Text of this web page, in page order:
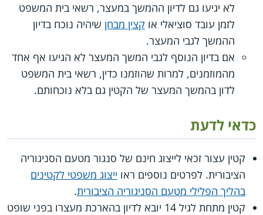
לא יגיעו גם לדיון ההמשך במעצר, רשאי בית המשפט
לזמן עובד סוציאלי או קצין מבחן שיהיה נוכח בדיון
ההמשך לגבי המעצר.
אם בדיון הנוסף לגבי המשך המעצר לא הגיעו אף אחד
מהמוזמנים, למרות שהוזמנו כדין, רשאי בית המשפט
לדון בהמשך המעצר של הקטין גם בלא נוכחותם.
כדאי לדעת
קטין עצור זכאי לייצוג חינם של סנגור מטעם הסניגוריה
הציבורית. לפרטים נוספים ראו ייצוג משפטי לקטינים
בהליך הפלילי מטעם הסניגוריה הציבורית.
קטין מתחת לגיל 14 יובא לדיון בהארכת מעצרו בפני שופט